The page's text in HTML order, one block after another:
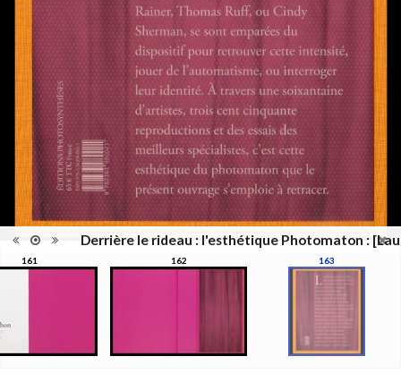
Derrière le rideau : l'esthétique Photomaton :
161 162 163
Date
d'édition
Catégorie
reliure
Information
images
Couleur,Noir & Blanc
Nombre de
pages
311 pages
Format
27 x 21 cm
Langues
Français
Ensemble
Collection Schifferli
ISBN/ISSN